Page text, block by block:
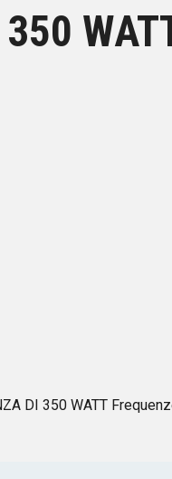
DI 350 WATT